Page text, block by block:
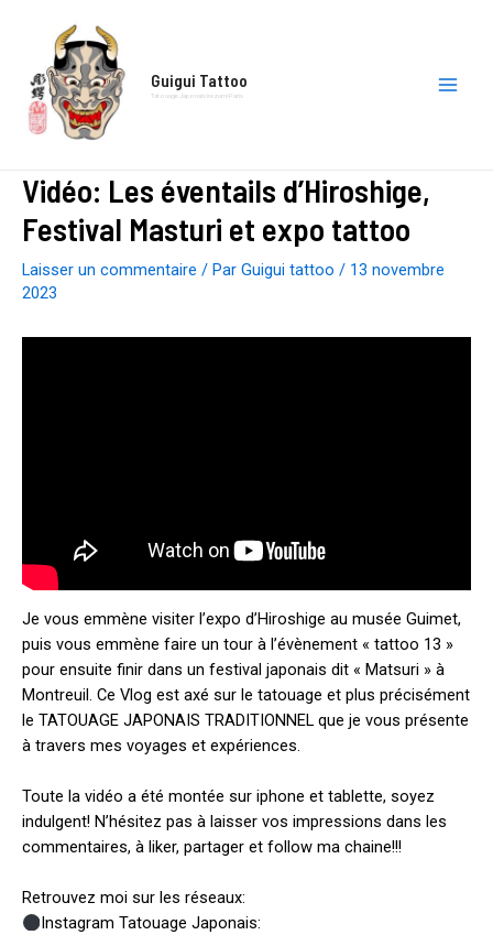
contenu
Guigui Tattoo
Tatouage Japonais irezumi Paris
Vidéo: Les éventails d’Hiroshige,
Festival Masturi et expo tattoo
Laisser un commentaire / Par Guigui tattoo / 13 novembre
2023
Je vous emmène visiter l’expo d’Hiroshige au musée Guimet,
puis vous emmène faire un tour à l’évènement « tattoo 13 »
pour ensuite finir dans un festival japonais dit « Matsuri » à
Montreuil. Ce Vlog est axé sur le tatouage et plus précisément
le TATOUAGE JAPONAIS TRADITIONNEL que je vous présente
à travers mes voyages et expériences.
Toute la vidéo a été montée sur iphone et tablette, soyez
indulgent! N’hésitez pas à laisser vos impressions dans les
commentaires, à liker, partager et follow ma chaine!!!
Retrouvez moi sur les réseaux:
Instagram Tatouage Japonais: